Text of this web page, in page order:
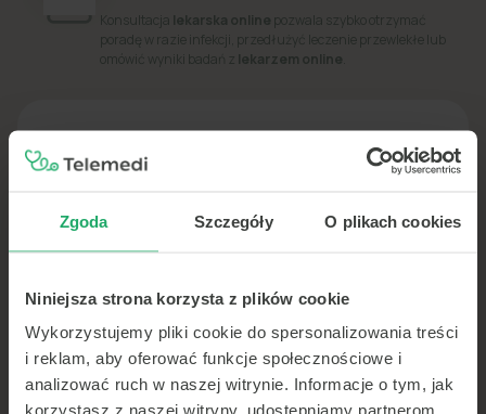
Zgoda Szczegóły O plikach cookies
Niniejsza strona korzysta z plików cookie
Wykorzystujemy pliki cookie do spersonalizowania treści
i reklam, aby oferować funkcje społecznościowe i
analizować ruch w naszej witrynie. Informacje o tym, jak
korzystasz z naszej witryny, udostępniamy partnerom
Konsultacja lekarska online pozwala szybko otrzymać
poradę w razie infekcji, przedłużyć leczenie przewlekłe lub
omówić wyniki badań z lekarzem online